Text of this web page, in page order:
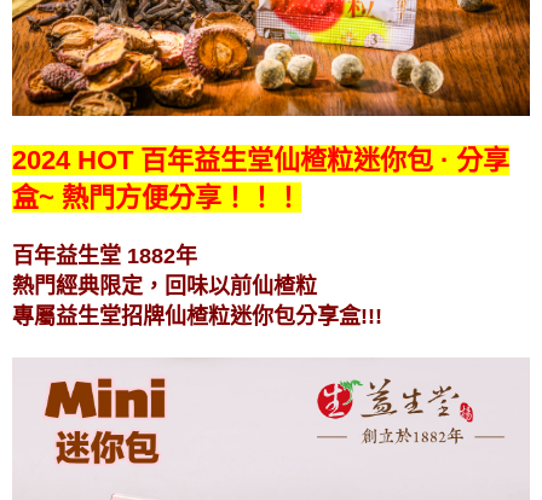
2024 HOT 百年益生堂仙楂粒迷你包 · 分享
盒~ 熱門方便分享！！！
百年益生堂 1882年
熱門經典限定，回味以前仙楂粒
專屬益生堂招牌仙楂粒迷你包分享盒!!!